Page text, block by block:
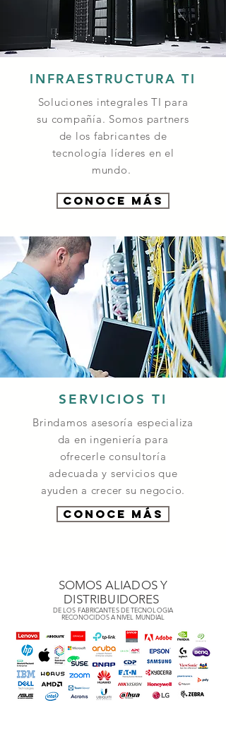
INFRAESTRUCTURA TI
Soluciones integrales TI para
su compañía. Somos partners
de los fabricantes de
tecnología líderes en el
mundo.
Conoce más
SERVICIOS TI
Brindamos asesoría especializa
da en ingeniería para
ofrecerle consultoría
adecuada y servicios que
ayuden a crecer su negocio.
Conoce más
SOMOS ALIADOS Y
DISTRIBUIDORES
DE LOS FABRICANTES DE TECNOLOGIA
RECONOCIDOS A NIVEL MUNDIAL